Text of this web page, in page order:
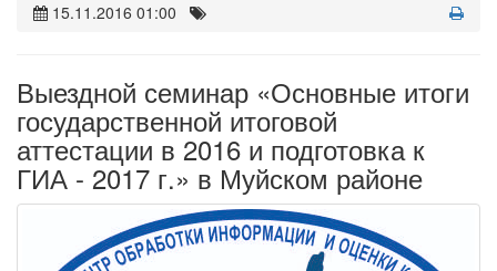
15.11.2016 01:00
Выездной семинар «Основные итоги
государственной итоговой
аттестации в 2016 и подготовка к
ГИА - 2017 г.» в Муйском районе